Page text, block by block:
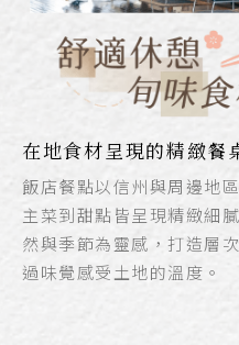
在地食材呈現的精緻餐
飯店餐點以信州與周邊地
主菜到甜點皆呈現精緻細
然與季節為靈感，打造層
過味覺感受土地的溫度。